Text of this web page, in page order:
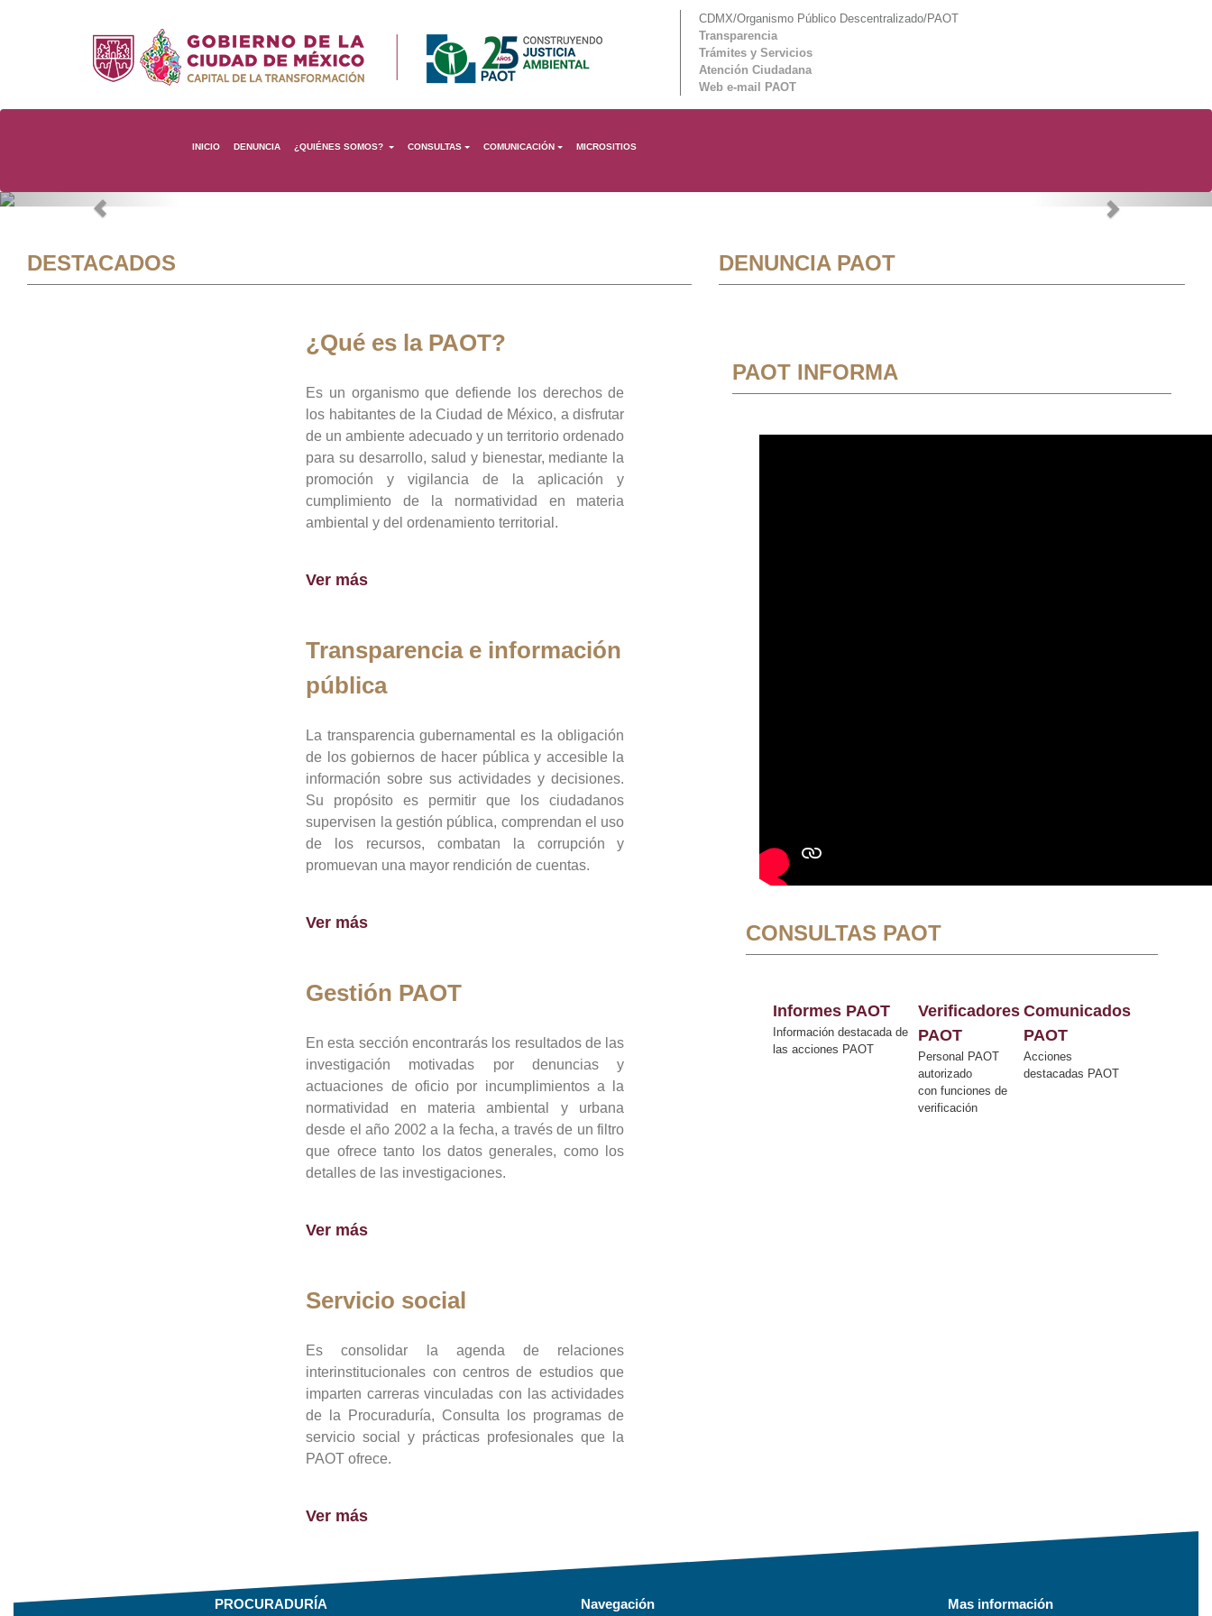
CDMX/Organismo Público Descentralizado/PAOT
Transparencia
Trámites y Servicios
Atención Ciudadana
Web e-mail PAOT
INICIO DENUNCIA ¿QUIÉNES SOMOS? CONSULTAS COMUNICACIÓN MICROSITIOS
Previous Next
DESTACADOS
¿Qué es la PAOT?
Es un organismo que defiende los derechos de
los habitantes de la Ciudad de México, a disfrutar
de un ambiente adecuado y un territorio ordenado
para su desarrollo, salud y bienestar, mediante la
promoción y vigilancia de la aplicación y
cumplimiento de la normatividad en materia
ambiental y del ordenamiento territorial.
Ver más
Transparencia e información
pública
La transparencia gubernamental es la obligación
de los gobiernos de hacer pública y accesible la
información sobre sus actividades y decisiones.
Su propósito es permitir que los ciudadanos
supervisen la gestión pública, comprendan el uso
de los recursos, combatan la corrupción y
promuevan una mayor rendición de cuentas.
Ver más
Gestión PAOT
En esta sección encontrarás los resultados de las
investigación motivadas por denuncias y
actuaciones de oficio por incumplimientos a la
normatividad en materia ambiental y urbana
desde el año 2002 a la fecha, a través de un filtro
que ofrece tanto los datos generales, como los
detalles de las investigaciones.
Ver más
Servicio social
Es consolidar la agenda de relaciones
interinstitucionales con centros de estudios que
imparten carreras vinculadas con las actividades
de la Procuraduría, Consulta los programas de
servicio social y prácticas profesionales que la
PAOT ofrece.
Ver más
DENUNCIA PAOT
PAOT INFORMA
CONSULTAS PAOT
Informes PAOT
Información destacada de
las acciones PAOT
Verificadores
PAOT
Personal PAOT
autorizado
con funciones de
verificación
Comunicados
PAOT
Acciones
destacadas PAOT
PROCURADURÍA Navegación Mas información